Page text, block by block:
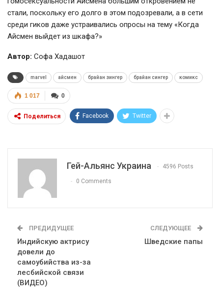
стали, поскольку его долго в этом подозревали, а в сети
среди гиков даже устраивались опросы на тему «Когда
Айсмен выйдет из шкафа?»
Автор: Софа Хадашот
marvel айсмен брайан зингер брайан сингер комикс
0
1 017
Поделиться Facebook Twitter
Гей-Альянс Украина 4596 Posts
0 Comments
ПРЕДИДУЩЕЕ
Индийскую актрису
довели до
самоубийства из-за
лесбийской связи
(ВИДЕО)
СЛЕДУЮЩЕЕ
Шведские папы